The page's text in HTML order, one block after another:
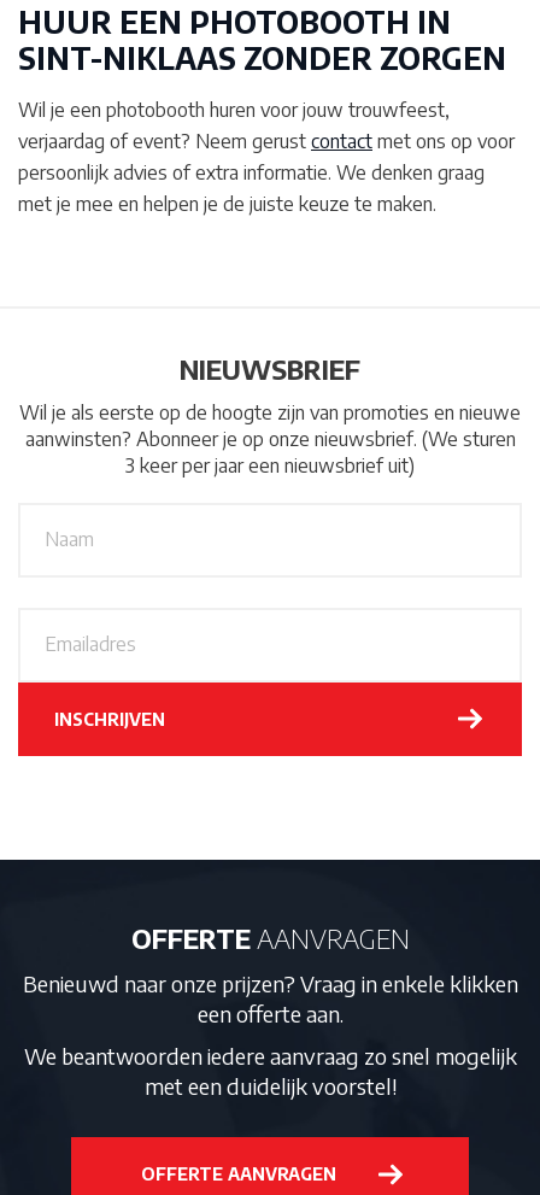
HUUR EEN PHOTOBOOTH IN
SINT-NIKLAAS ZONDER ZORGEN
Wil je een photobooth huren voor jouw trouwfeest,
verjaardag of event? Neem gerust contact met ons op voor
persoonlijk advies of extra informatie. We denken graag
met je mee en helpen je de juiste keuze te maken.
NIEUWSBRIEF
Wil je als eerste op de hoogte zijn van promoties en nieuwe
aanwinsten? Abonneer je op onze nieuwsbrief. (We sturen
3 keer per jaar een nieuwsbrief uit)
i
d
*
INSCHRIJVEN
OFFERTEAANVRAGEN
Benieuwd naar onze prijzen? Vraag in enkele klikken
een offerte aan.
We beantwoorden iedere aanvraag zo snel mogelijk
met een duidelijk voorstel!
OFFERTE AANVRAGEN